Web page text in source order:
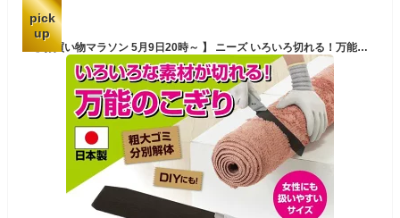
pick
up
【 お買い物マラソン 5月9日20時～ 】 ニーズ いろいろ切れる！万能のこぎり 日本製 ●